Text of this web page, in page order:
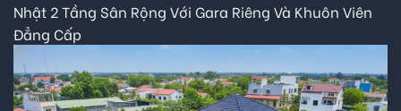
Nhật 2 Tầng Sân Rộng Với Gara Riêng Và Khuôn Viên
Đẳng Cấp